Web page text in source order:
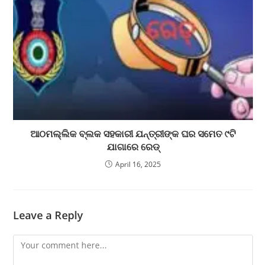
ଆଠମଲ୍ଲିକ ବ୍ଲକ ସହକାରୀ ଯନ୍ତ୍ରୀଙ୍କ ଘର ସମେତ ୯ଟି
ଯାଗାରେ ରେଡ୍
April 16, 2025
Leave a Reply